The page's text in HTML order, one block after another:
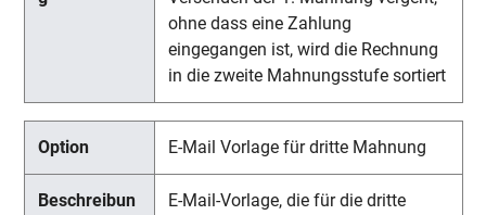
ohne dass eine Zahlung
eingegangen ist, wird die Rechnung
in die zweite Mahnungsstufe sortiert
E-Mail Vorlage für dritte Mahnung
E-Mail-Vorlage, die für die dritte